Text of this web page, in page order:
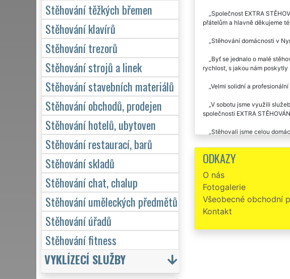
Společnost EXTRA
přátelům a hlavně děkujeme
Stěhování domácnosti v
Byť se jednalo o malé
rychlost, s jakou nám
Velmi solidní a
V sobotu jsme využili
společnosti EXTRA
Stěhovali jsme celou
šikovnost a pracovitost. Vřele
ODKAZY
O nás
Fotogalerie
Všeobecné obchodní
Kontakt
Stěhování těžkých břemen
Stěhování klavírů
Stěhování trezorů
Stěhování strojů a linek
Stěhování stavebních materiálů
Stěhování obchodů, prodejen
Stěhování hotelů, ubytoven
Stěhování restaurací, barů
Stěhování skladů
Stěhování chat, chalup
Stěhování uměleckých předmětů
Stěhování úřadů
Stěhování fitness
VYKLÍZECÍ SLUŽBY